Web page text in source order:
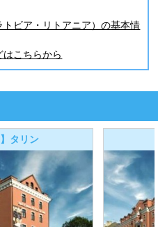
ビア・リトアニア）の基本情
こちらから
】タリン